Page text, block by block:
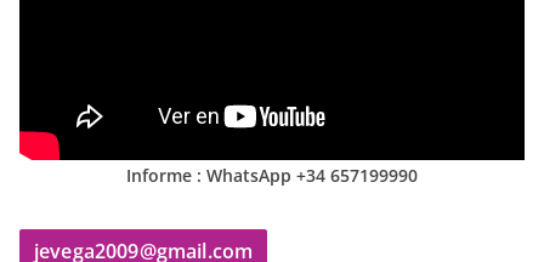
Informe : WhatsApp +34 657199990
jevega2009@gmail.com